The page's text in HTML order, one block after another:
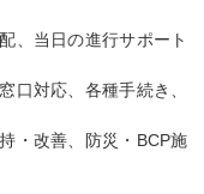
、当日の進行サポート
口対応、各種手続き、
・改善、防災・BCP施